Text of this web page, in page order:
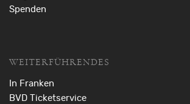
Spenden
WEITERFÜHRENDES
In Franken
BVD Ticketservice